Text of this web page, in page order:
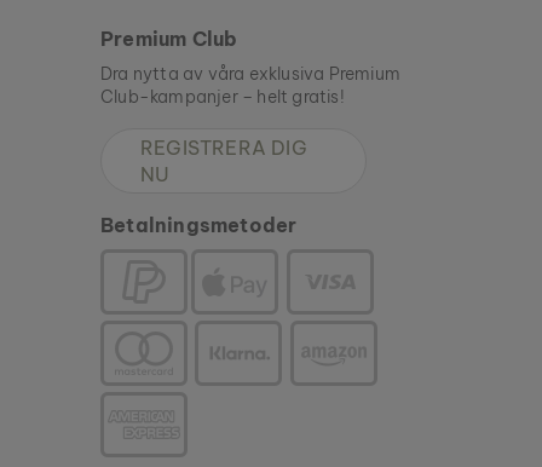
Premium Club
Dra nytta av våra exklusiva Premium
Club-kampanjer – helt gratis!
REGISTRERA DIG
NU
Betalningsmetoder